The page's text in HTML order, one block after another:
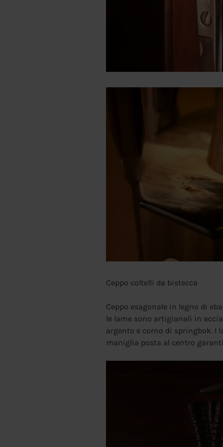
Ceppo coltelli da bistecca
Ceppo esagonale in legno di
le lame sono artigianali in
argento e corno di springbok. I
maniglia posta al centro